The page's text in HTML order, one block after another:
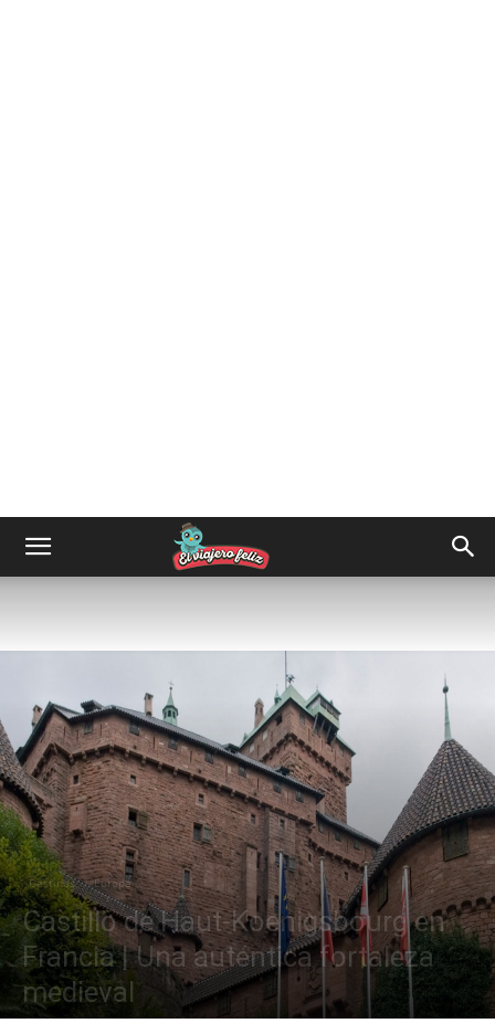
Destinos Europa
Castillo de Haut-Koenigsbourg en
Francia | Una auténtica fortaleza
medieval